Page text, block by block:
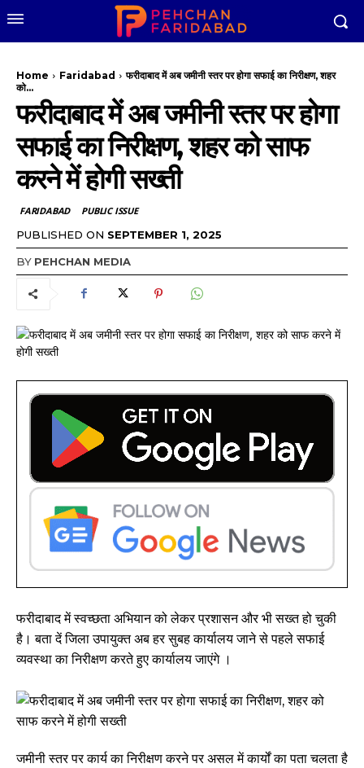
Home Faridabad
फरीदाबाद में अब जमीनी स्तर पर होगा सफाई का निरीक्षण, शहर
को...
फरीदाबाद में अब जमीनी स्तर पर होगा
सफाई का निरीक्षण, शहर को साफ
करने में होगी सख्ती
FARIDABAD PUBLIC ISSUE
PUBLISHED ON SEPTEMBER 1, 2025
BY PEHCHAN MEDIA
फरीदाबाद में स्वच्छता अभियान को लेकर प्रशासन और भी सख्त हो चुकी
है। बता दें जिला उपायुक्त अब हर सुबह कार्यालय जाने से पहले सफाई
व्यवस्था का निरीक्षण करते हुए कार्यालय जाएंगे ।
जमीनी स्तर पर कार्य का निरीक्षण करने पर असल में कार्यों का पता चलता है